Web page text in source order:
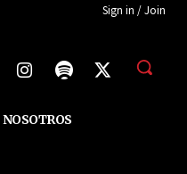
Sign in / Join
NOSOTROS